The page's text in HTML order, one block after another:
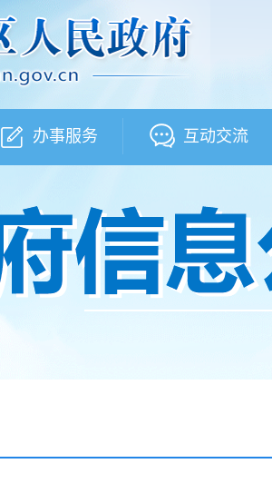
办事服务 互动交流